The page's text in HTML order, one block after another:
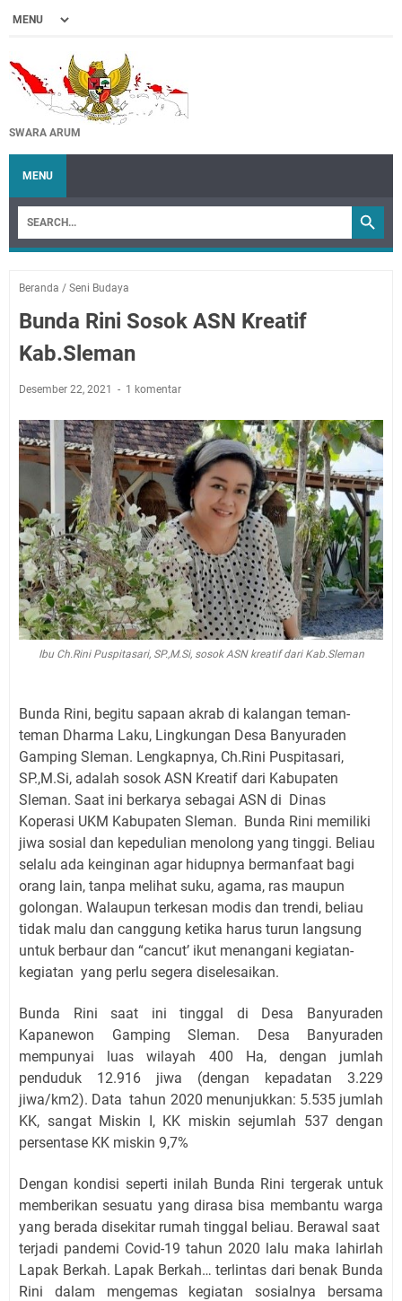
SWARA ARUM
MENU
Beranda / Seni Budaya
Bunda Rini Sosok ASN Kreatif
Kab.Sleman
Desember 22, 2021 1 komentar
Ibu Ch.Rini Puspitasari, SP.,M.Si, sosok ASN kreatif dari Kab.Sleman
Bunda Rini, begitu sapaan akrab di kalangan teman-
teman Dharma Laku, Lingkungan Desa Banyuraden
Gamping Sleman. Lengkapnya, Ch.Rini Puspitasari,
SP.,M.Si, adalah sosok ASN Kreatif dari Kabupaten
Sleman. Saat ini berkarya sebagai ASN di Dinas
Koperasi UKM Kabupaten Sleman. Bunda Rini memiliki
jiwa sosial dan kepedulian menolong yang tinggi. Beliau
selalu ada keinginan agar hidupnya bermanfaat bagi
orang lain, tanpa melihat suku, agama, ras maupun
golongan. Walaupun terkesan modis dan trendi, beliau
tidak malu dan canggung ketika harus turun langsung
untuk berbaur dan “cancut’ ikut menangani kegiatan-
kegiatan yang perlu segera diselesaikan.
Bunda Rini saat ini tinggal di Desa Banyuraden
Kapanewon Gamping Sleman. Desa Banyuraden
mempunyai luas wilayah 400 Ha, dengan jumlah
penduduk 12.916 jiwa (dengan kepadatan 3.229
jiwa/km2). Data tahun 2020 menunjukkan: 5.535 jumlah
KK, sangat Miskin I, KK miskin sejumlah 537 dengan
persentase KK miskin 9,7%
Dengan kondisi seperti inilah Bunda Rini tergerak untuk
memberikan sesuatu yang dirasa bisa membantu warga
yang berada disekitar rumah tinggal beliau. Berawal saat
terjadi pandemi Covid-19 tahun 2020 lalu maka lahirlah
Lapak Berkah. Lapak Berkah… terlintas dari benak Bunda
Rini dalam mengemas kegiatan sosialnya bersama